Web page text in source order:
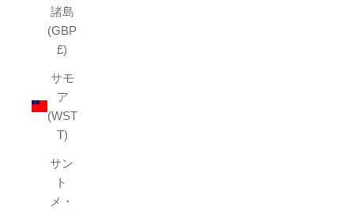
諸島
(GBP
£)
サモ
ア
(WST
T)
サン
ト
メ・